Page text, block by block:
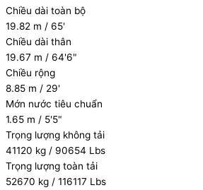
Chiều dài toàn bộ
19.82 m / 65'
Chiều dài thân
19.67 m / 64'6"
Chiều rộng
8.85 m / 29'
Mớn nước tiêu chuẩn
1.65 m / 5'5"
Trọng lượng không tải
41120 kg / 90654 Lbs
Trọng lượng toàn tải
52670 kg / 116117 Lbs